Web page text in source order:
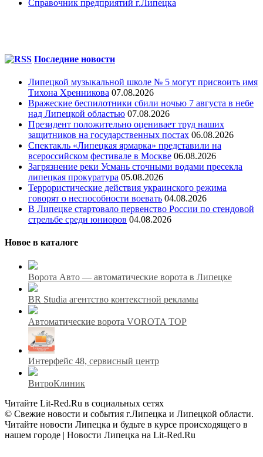
Справочник предприятий г.Липецка
Последние новости
Липецкой музыкальной школе № 5 могут присвоить имя
Тихона Хренникова 07.08.2026
Вражеские беспилотники сбили ночью 7 августа в небе
над Липецкой областью 07.08.2026
Президент положительно оценивает труд наших
защитников на государственных постах 06.08.2026
Спектакль «Липецкая ярмарка» представили на
всероссийском фестивале в Москве 06.08.2026
Загрязнение реки Усмань сточными водами пресекла
липецкая прокуратура 05.08.2026
Террористические действия украинского режима
говорят о неспособности воевать 04.08.2026
В Липецке стартовало первенство России по стендовой
стрельбе среди юниоров 04.08.2026
Новое в каталоге
Ворота Авто — автоматические ворота в Липецке
BR Studia агентство контекстной рекламы
Автоматические ворота VOROTA TOP
Интерфейс 48, сервисный центр
ВитроКлиник
Читайте Lit-Red.Ru в социальных сетях
© Свежие новости и события г.Липецка и Липецкой области.
Читайте новости Липецка и будьте в курсе происходящего в
нашем городе | Новости Липецка на Lit-Red.Ru